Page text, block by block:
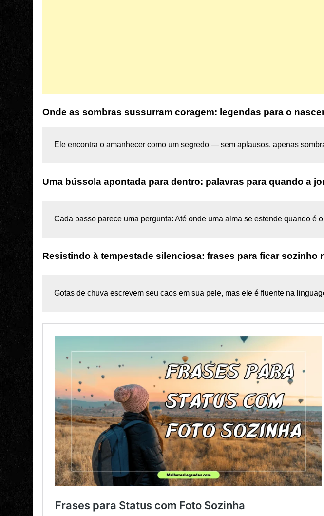
Onde as sombras sussurram coragem: legendas para o
Ele encontra o amanhecer como um segredo — sem aplausos, apenas
Uma bússola apontada para dentro: palavras para quando a
Cada passo parece uma pergunta: Até onde uma alma se estende quando é
Resistindo à tempestade silenciosa: frases para ficar sozinho
Gotas de chuva escrevem seu caos em sua pele, mas ele é fluente na